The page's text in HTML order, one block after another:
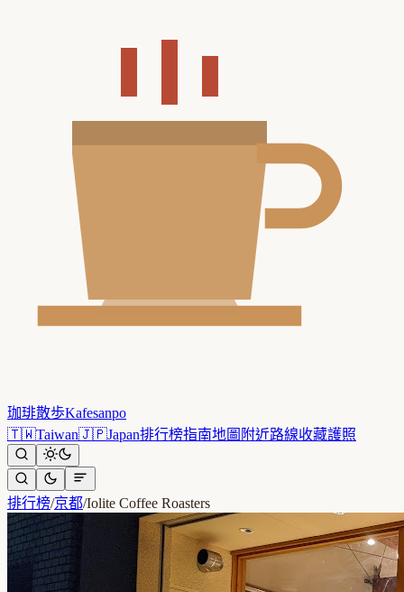
珈琲散歩Kafesanpo
🇹🇼Taiwan🇯🇵Japan排行榜指南地圖 附近路線收藏護照
排行榜/京都/Iolite Coffee Roasters